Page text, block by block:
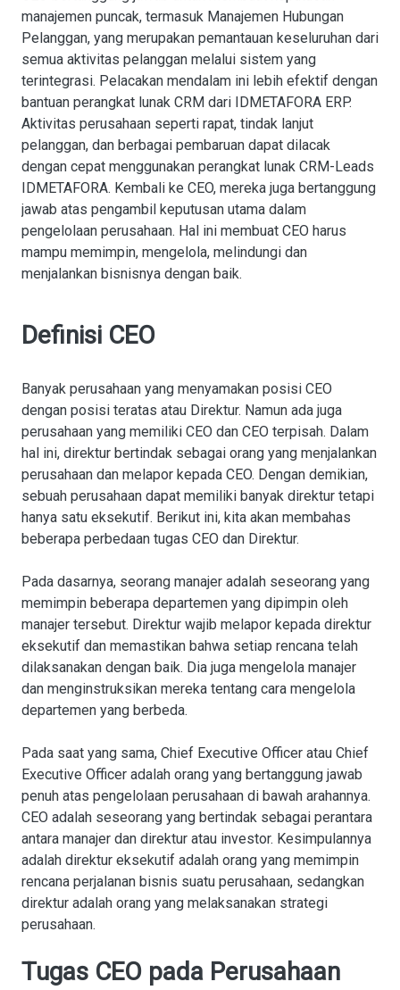
manajemen puncak, termasuk Manajemen Hubungan
Pelanggan, yang merupakan pemantauan keseluruhan dari
semua aktivitas pelanggan melalui sistem yang
terintegrasi. Pelacakan mendalam ini lebih efektif dengan
bantuan perangkat lunak CRM dari IDMETAFORA ERP.
Aktivitas perusahaan seperti rapat, tindak lanjut
pelanggan, dan berbagai pembaruan dapat dilacak
dengan cepat menggunakan perangkat lunak CRM-Leads
IDMETAFORA. Kembali ke CEO, mereka juga bertanggung
jawab atas pengambil keputusan utama dalam
pengelolaan perusahaan. Hal ini membuat CEO harus
mampu memimpin, mengelola, melindungi dan
menjalankan bisnisnya dengan baik.
Definisi CEO
Banyak perusahaan yang menyamakan posisi CEO
dengan posisi teratas atau Direktur. Namun ada juga
perusahaan yang memiliki CEO dan CEO terpisah. Dalam
hal ini, direktur bertindak sebagai orang yang menjalankan
perusahaan dan melapor kepada CEO. Dengan demikian,
sebuah perusahaan dapat memiliki banyak direktur tetapi
hanya satu eksekutif. Berikut ini, kita akan membahas
beberapa perbedaan tugas CEO dan Direktur.
Pada dasarnya, seorang manajer adalah seseorang yang
memimpin beberapa departemen yang dipimpin oleh
manajer tersebut. Direktur wajib melapor kepada direktur
eksekutif dan memastikan bahwa setiap rencana telah
dilaksanakan dengan baik. Dia juga mengelola manajer
dan menginstruksikan mereka tentang cara mengelola
departemen yang berbeda.
Pada saat yang sama, Chief Executive Officer atau Chief
Executive Officer adalah orang yang bertanggung jawab
penuh atas pengelolaan perusahaan di bawah arahannya.
CEO adalah seseorang yang bertindak sebagai perantara
antara manajer dan direktur atau investor. Kesimpulannya
adalah direktur eksekutif adalah orang yang memimpin
rencana perjalanan bisnis suatu perusahaan, sedangkan
direktur adalah orang yang melaksanakan strategi
perusahaan.
Tugas CEO pada Perusahaan